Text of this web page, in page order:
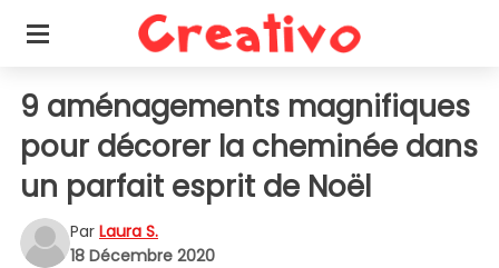
9 aménagements magnifiques
pour décorer la cheminée dans
un parfait esprit de Noël
Par Laura S.
18 Décembre 2020